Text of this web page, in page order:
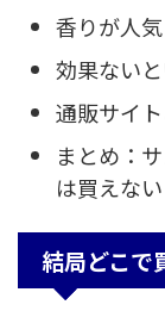
香りが人
効果ない
通販サイ
まとめ：
は買えない
結局どこで